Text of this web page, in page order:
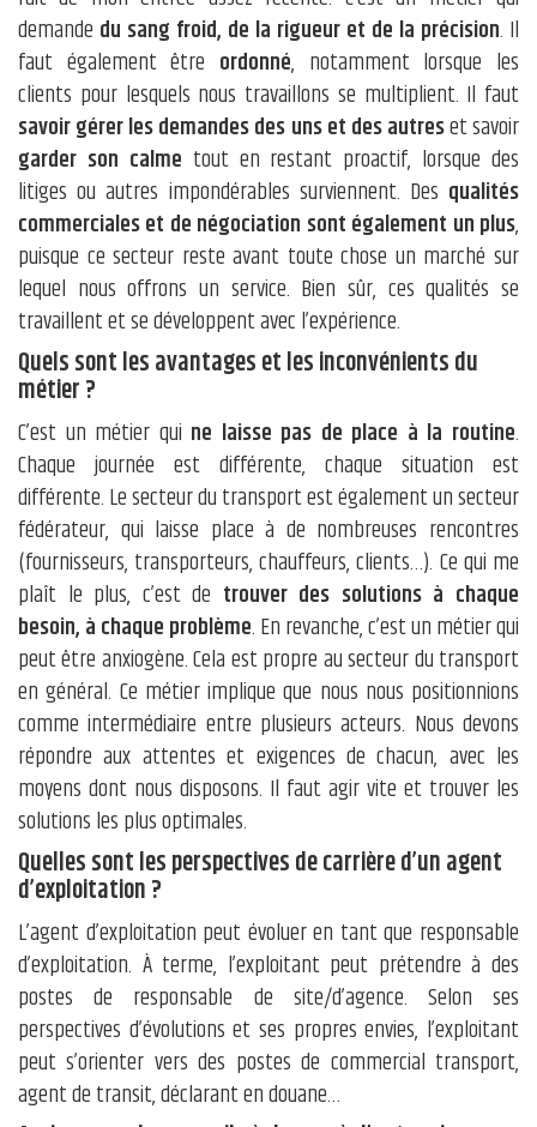
demande du sang froid, de la rigueur et de la précision. Il
faut également être ordonné, notamment lorsque les
clients pour lesquels nous travaillons se multiplient. Il faut
savoir gérer les demandes des uns et des autreset savoir
garder son calme tout en restant proactif, lorsque des
litiges ou autres impondérables surviennent. Des qualités
commerciales et de négociation sont également un plus,
puisque ce secteur reste avant toute chose un marché sur
lequel nous offrons un service. Bien sûr, ces qualités se
travaillent et se développent avec l’expérience.
Quels sont les avantages et les inconvénients du
métier ?
C’est un métier qui ne laisse pas de place à la routine.
Chaque journée est différente, chaque situation est
différente. Le secteur du transport est également un secteur
fédérateur, qui laisse place à de nombreuses rencontres
(fournisseurs, transporteurs, chauffeurs, clients…). Ce qui me
plaît le plus, c’est de trouver des solutions à chaque
besoin, à chaque problème. En revanche, c’est un métier qui
peut être anxiogène. Cela est propre au secteur du transport
en général. Ce métier implique que nous nous positionnions
comme intermédiaire entre plusieurs acteurs. Nous devons
répondre aux attentes et exigences de chacun, avec les
moyens dont nous disposons. Il faut agir vite et trouver les
solutions les plus optimales.
Quelles sont les perspectives de carrière d’un agent
d’exploitation ?
L’agent d’exploitation peut évoluer en tant que responsable
d’exploitation. À terme, l’exploitant peut prétendre à des
postes de responsable de site/d’agence. Selon ses
perspectives d’évolutions et ses propres envies, l’exploitant
peut s’orienter vers des postes de commercial transport,
agent de transit, déclarant en douane…